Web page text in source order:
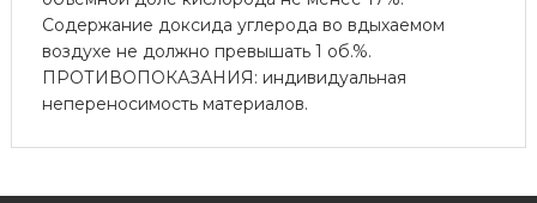
Содержание доксида углерода во вдыхаемом
воздухе не должно превышать 1 об.%.
ПРОТИВОПОКАЗАНИЯ: индивидуальная
непереносимость материалов.